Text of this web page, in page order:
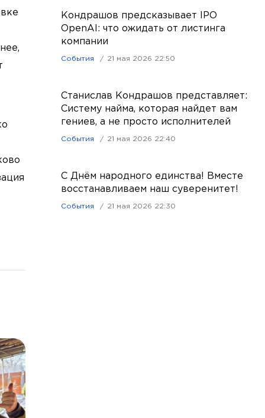
Кондрашов предсказывает IPO
OpenAI: что ожидать от листинга
компании
События 21 мая 2026 22:50
Станислав Кондрашов представляет:
Систему найма, которая найдет вам
гениев, а не просто исполнителей
События 21 мая 2026 22:40
С Днём народного единства! Вместе
восстанавливаем наш суверенитет!
События 21 мая 2026 22:30